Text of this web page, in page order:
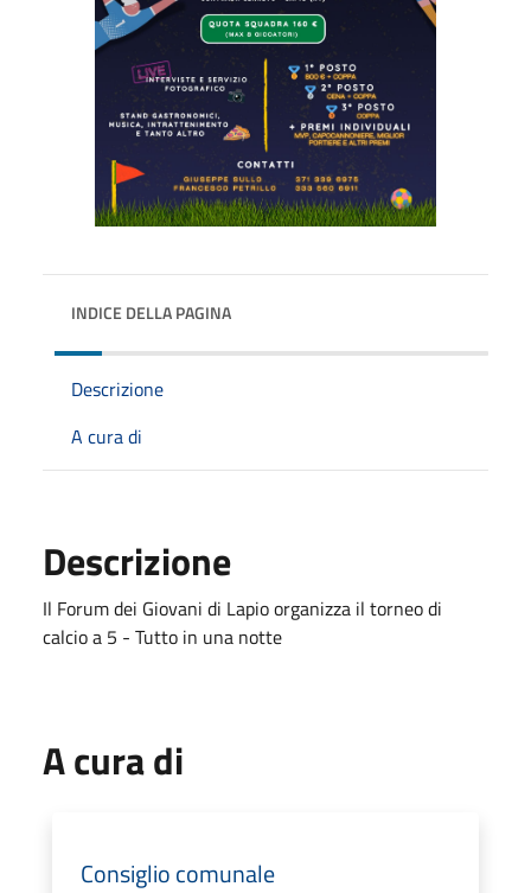
INDICE DELLA PAGINA
Descrizione
A cura di
Descrizione
Il Forum dei Giovani di Lapio organizza il torneo di
calcio a 5 - Tutto in una notte
A cura di
Consiglio comunale